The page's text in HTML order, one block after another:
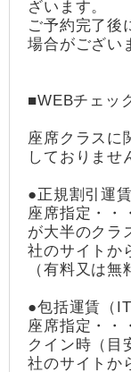
ざいます。
ご予約完了後
場合がござい
■WEBチェッ
座席クラスに
しておりませ
●正規割引運賃
座席指定・・
が大半のクラ
社のサイトか
（有料又は
●包括運賃（IT
座席指定・・
クイン時（目
社のサイトか